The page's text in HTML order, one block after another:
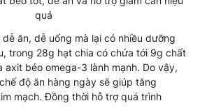
quả
ăn, dễ uống mà lại có nhiều dưỡng
trong 28g hạt chia có chứa tới 9g chất
axit béo omega-3 lành mạnh. Do vậy,
độ ăn hàng ngày sẽ giúp tăng
mạch. Đồng thời hỗ trợ quá trình